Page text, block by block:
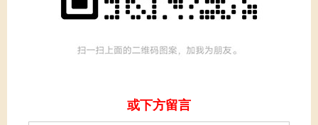
或下方留言